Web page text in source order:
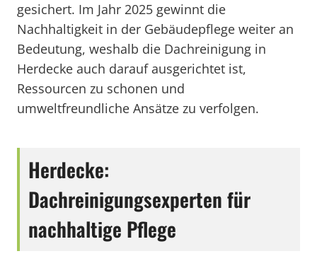
gesichert. Im Jahr 2025 gewinnt die
Nachhaltigkeit in der Gebäudepflege weiter an
Bedeutung, weshalb die Dachreinigung in
Herdecke auch darauf ausgerichtet ist,
Ressourcen zu schonen und
umweltfreundliche Ansätze zu verfolgen.
Herdecke:
Dachreinigungsexperten für
nachhaltige Pflege